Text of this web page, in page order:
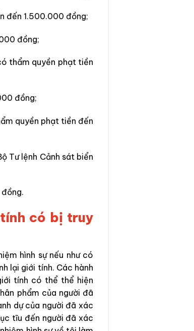
đến 1.500.000 đồng;
đồng;
thẩm quyền phạt tiền
đồng;
quyền phạt tiền đến
Tư lệnh Cảnh sát biển
có bị truy
hình sự nếu như có
lại giới tính. Các hành
tính có thể thể hiện
phẩm của người đã
dự của người đã xác
tĩu đến người đã xác